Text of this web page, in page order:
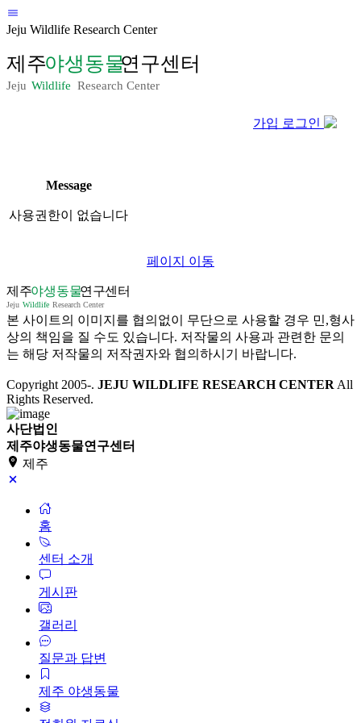
Jeju Wildlife Research Center
가입 로그인
Message
사용권한이 없습니다
페이지 이동
본 사이트의 이미지를 협의없이 무단으로 사용할 경우 민,형사
상의 책임을 질 수도 있습니다. 저작물의 사용과 관련한 문의
는 해당 저작물의 저작권자와 협의하시기 바랍니다.
Copyright 2005-. JEJU WILDLIFE RESEARCH CENTER All
Rights Reserved.
사단법인
제주야생동물연구센터
제주
홈
센터 소개
게시판
갤러리
질문과 답변
제주 야생동물